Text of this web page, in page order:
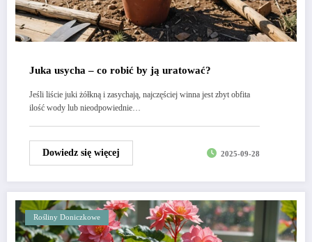
Juka usycha – co robić by ją uratować?
Jeśli liście juki żółkną i zasychają, najczęściej winna jest zbyt obfita
ilość wody lub nieodpowiednie…
Dowiedz się więcej 2025-09-28
Rośliny Doniczkowe